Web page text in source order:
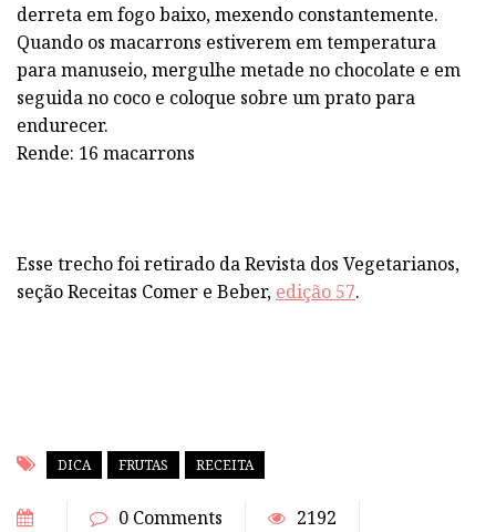
derreta em fogo baixo, mexendo constantemente.
Quando os macarrons estiverem em temperatura
para manuseio, mergulhe metade no chocolate e em
seguida no coco e coloque sobre um prato para
endurecer.
Rende: 16 macarrons
Esse trecho foi retirado da Revista dos Vegetarianos,
seção Receitas Comer e Beber, edição 57.
DICA FRUTAS RECEITA
0 Comments 2192